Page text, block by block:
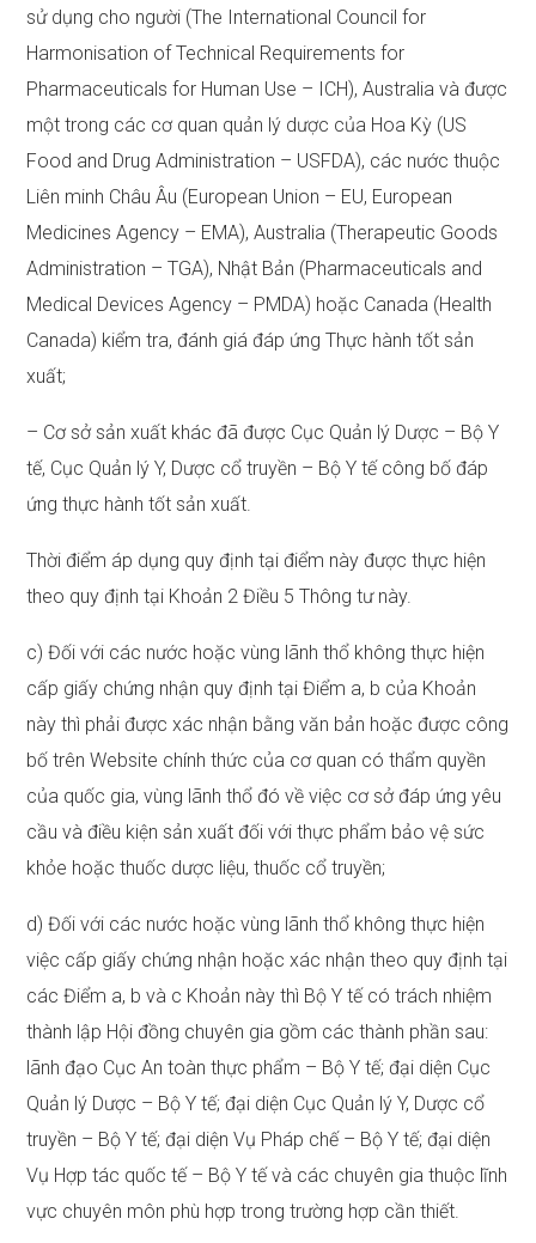
sử dụng cho người (The International Council for
Harmonisation of Technical Requirements for
Pharmaceuticals for Human Use – ICH), Australia và được
một trong các cơ quan quản lý dược của Hoa Kỳ (US
Food and Drug Administration – USFDA), các nước thuộc
Liên minh Châu Âu (European Union – EU, European
Medicines Agency – EMA), Australia (Therapeutic Goods
Administration – TGA), Nhật Bản (Pharmaceuticals and
Medical Devices Agency – PMDA) hoặc Canada (Health
Canada) kiểm tra, đánh giá đáp ứng Thực hành tốt sản
xuất;
– Cơ sở sản xuất khác đã được Cục Quản lý Dược – Bộ Y
tế, Cục Quản lý Y, Dược cổ truyền – Bộ Y tế công bố đáp
ứng thực hành tốt sản xuất.
Thời điểm áp dụng quy định tại điểm này được thực hiện
theo quy định tại Khoản 2 Điều 5 Thông tư này.
c) Đối với các nước hoặc vùng lãnh thổ không thực hiện
cấp giấy chứng nhận quy định tại Điểm a, b của Khoản
này thì phải được xác nhận bằng văn bản hoặc được công
bố trên Website chính thức của cơ quan có thẩm quyền
của quốc gia, vùng lãnh thổ đó về việc cơ sở đáp ứng yêu
cầu và điều kiện sản xuất đối với thực phẩm bảo vệ sức
khỏe hoặc thuốc dược liệu, thuốc cổ truyền;
d) Đối với các nước hoặc vùng lãnh thổ không thực hiện
việc cấp giấy chứng nhận hoặc xác nhận theo quy định tại
các Điểm a, b và c Khoản này thì Bộ Y tế có trách nhiệm
thành lập Hội đồng chuyên gia gồm các thành phần sau:
lãnh đạo Cục An toàn thực phẩm – Bộ Y tế; đại diện Cục
Quản lý Dược – Bộ Y tế; đại diện Cục Quản lý Y, Dược cổ
truyền – Bộ Y tế; đại diện Vụ Pháp chế – Bộ Y tế; đại diện
Vụ Hợp tác quốc tế – Bộ Y tế và các chuyên gia thuộc lĩnh
vực chuyên môn phù hợp trong trường hợp cần thiết.